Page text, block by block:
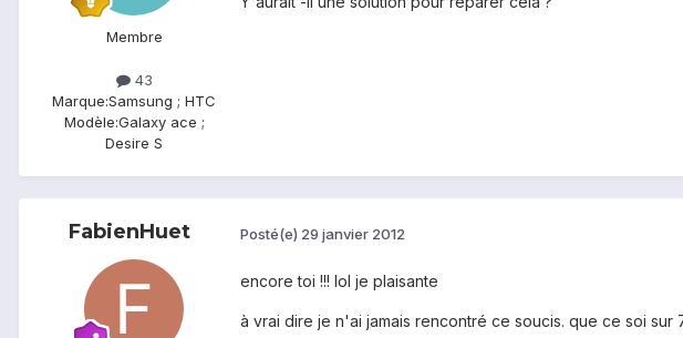
Membre
43
Marque:Samsung ; HTC
Modèle:Galaxy ace ;
Desire S
FabienHuet Posté(e) 29 janvier 2012
encore toi !!! lol je plaisante
à vrai dire je n'ai jamais rencontré ce soucis. que ce soi sur